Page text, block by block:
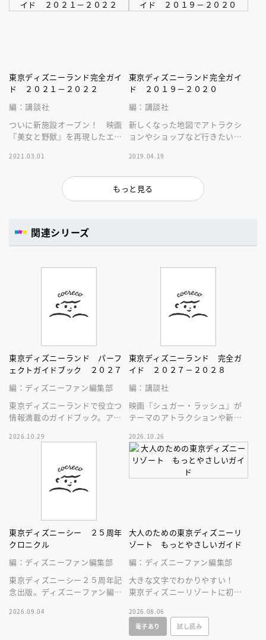
東京ディズニーランド完全ガイ
ド ２０２１－２０２２
編：講談社
ついに新施設オープン！ 映画
『美女と野獣』を再現したエリ
オ、ベイマックスのアトラクシ
2021.03.01
東京ディズニーランド完全ガイ
ド ２０１９－２０２０
編：講談社
新しくなった地図でアトラクシ
ョンやショップなど行きたい施
集では、おすすめメニュー＆グ
2019.04.19
もっと見る
関連シリーズ
東京ディズニーランド パーフ
ェクトガイドブック ２０２７
編：ディズニーファン編集部
東京ディズニーランドで役立つ
情報満載のガイドブック。アト
ン、グッズまでが１冊に！
2026.10.29
東京ディズニーランド 完全ガ
イド ２０２７－２０２８
編：講談社
映画『シュガー・ラッシュ』が
テーマのアトラクションや新生
東京ディズニーランドの最新情
報をお届け！
2026.10.26
東京ディズニーシー ２５周年
クロニクル
編：ディズニーファン編集部
東京ディズニーシー２５周年記
念出版。ディズニーファン編集
したパークファン必見の２５年
2026.09.04
大人のための東京ディズニーリ
ゾート もっとやさしいガイド
編：ディズニーファン編集部
大きな文字でわかりやすい！
東京ディズニーリゾートに初め
人へ贈る、やさしいガイドブッ
ク。
2026.08.06
電子あり
試し読み